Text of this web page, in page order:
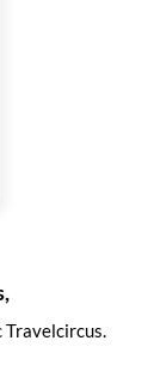
Travelcircus.